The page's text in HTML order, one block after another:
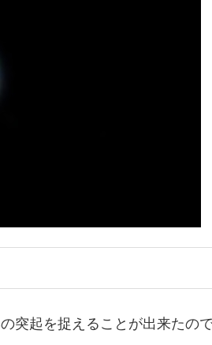
突起を捉えることが出来たの